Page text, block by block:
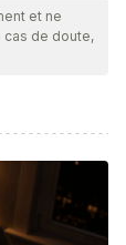
leur
a été
W. (2014).
et ne
cas de doute,